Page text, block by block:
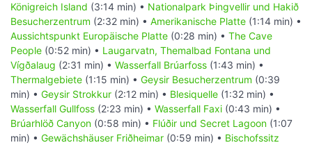
Königreich Island (3:14 min) • Nationalpark Þingvellir und Hakið
Besucherzentrum (2:32 min) • Amerikanische Platte (1:14 min) •
Aussichtspunkt Europäische Platte (0:28 min) • The Cave
People (0:52 min) • Laugarvatn, Themalbad Fontana und
Vígðalaug (2:31 min) • Wasserfall Brúarfoss (1:43 min) •
Thermalgebiete (1:15 min) • Geysir Besucherzentrum (0:39
min) • Geysir Strokkur (2:12 min) • Blesiquelle (1:32 min) •
Wasserfall Gullfoss (2:23 min) • Wasserfall Faxi (0:43 min) •
Brúarhlöð Canyon (0:58 min) • Flúðir und Secret Lagoon (1:07
min) • Gewächshäuser Friðheimar (0:59 min) • Bischofssitz